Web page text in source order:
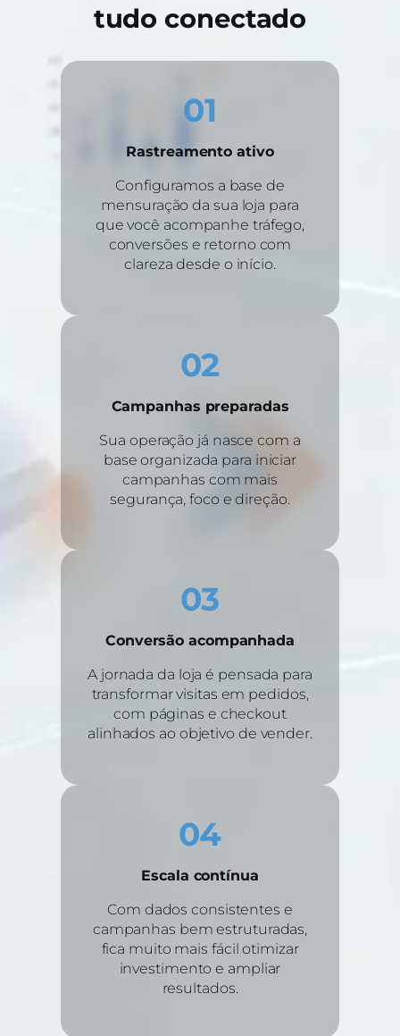
tudo conectado
01
Rastreamento ativo
Configuramos a base de
mensuração da sua loja para
que você acompanhe tráfego,
conversões e retorno com
clareza desde o início.
02
Campanhas preparadas
Sua operação já nasce com a
base organizada para iniciar
campanhas com mais
segurança, foco e direção.
03
Conversão acompanhada
A jornada da loja é pensada para
transformar visitas em pedidos,
com páginas e checkout
alinhados ao objetivo de vender.
04
Escala contínua
Com dados consistentes e
campanhas bem estruturadas,
fica muito mais fácil otimizar
investimento e ampliar
resultados.